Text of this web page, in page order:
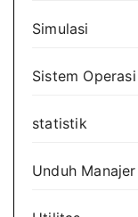
Simulasi
Sistem Operasi
statistik
Unduh Manajer